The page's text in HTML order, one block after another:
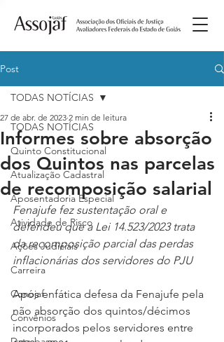
Post
TODAS NOTÍCIAS
Quinto Constitucional
Atualização Cadastral
Aposentadoria Especial
Atividade de Risco
Ações Judiciais
Carreira
Conojaf
Convênios
TODAS NOTÍCIAS
Informes sobre absorção
dos Quintos nas parcelas
de recomposição salarial
27 de abr. de 2023 2 min de leitura
Fenajufe fez sustentação oral e
defendeu que a Lei 14.523/2023 trata
da recomposição parcial das perdas
inflacionárias dos servidores do PJU
Após enfática defesa da Fenajufe pela
não absorção dos quintos/décimos
incorporados pelos servidores entre